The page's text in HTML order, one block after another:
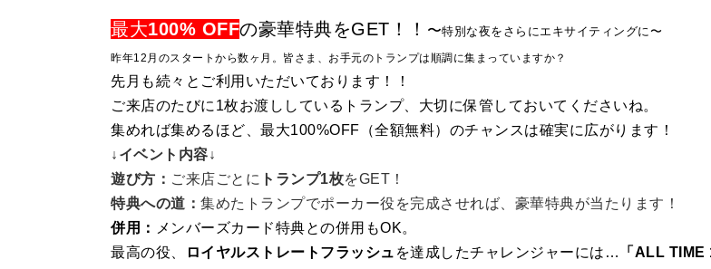
最大100% OFFの豪華特典をGET！！ 〜特別な夜をさらにエキサイティングに〜
昨年12月のスタートから数ヶ月。 皆さま、お手元のトランプは順調に集まっていますか？
先月も続々とご利用いただいております！！
ご来店のたびに1枚お渡ししているトランプ、大切に保管しておいてくださいね。
集めれば集めるほど、最大100%OFF（全額無料）のチャンスは確実に広がります！
↓イベント内容↓
遊び方： ご来店ごとに トランプ1枚をGET！
特典への道： 集めたトランプでポーカー役を完成させれば、豪華特典が当たります！
併用：
メンバーズカード特典との併用もOK。
最高の役、
ロイヤルストレートフラッシュ を達成したチャレンジャーには…
「ALL TIME